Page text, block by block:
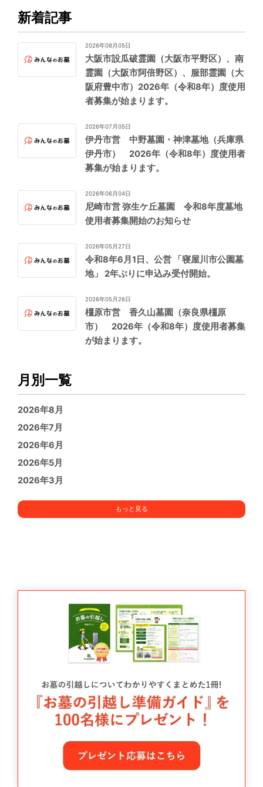
新着記事
2026年08月05日
大阪市設瓜破霊園（大阪市平野区）、南
霊園（大阪市阿倍野区）、服部霊園（大
阪府豊中市）2026年（令和8年）度使用
者募集が始まります。
2026年07月05日
伊丹市営 中野墓園・神津墓地（兵庫県
伊丹市） 2026年（令和8年）度使用者
募集が始まります。
2026年06月04日
尼崎市営 弥生ケ丘墓園 令和8年度墓地
使用者募集開始のお知らせ
2026年05月27日
令和8年6月1日、公営 「寝屋川市公園墓
地」 2年ぶりに申込み受付開始。
2026年05月26日
橿原市営 香久山墓園（奈良県橿原
市） 2026年（令和8年）度使用者募集
が始まります。
月別一覧
2026年8月
2026年7月
2026年6月
2026年5月
2026年3月
もっと見る